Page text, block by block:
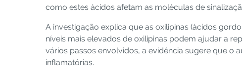
como estes ácidos afetam as moléculas de
A investigação explica que as oxilipinas (ácidos
níveis mais elevados de oxilipinas podem ajudar a
vários passos envolvidos, a evidência sugere que o
inflamatórias.